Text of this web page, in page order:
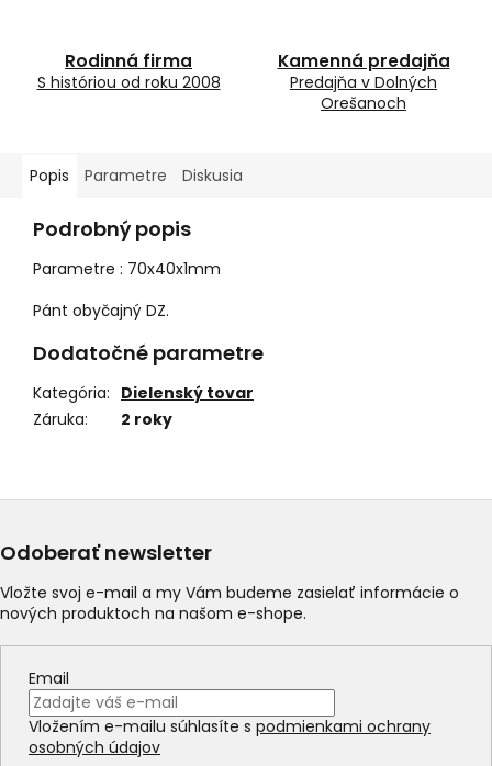
Rodinná firma
S históriou od roku 2008
Kamenná predajňa
Predajňa v Dolných
Orešanoch
Popis Parametre Diskusia
Podrobný popis
Parametre : 70x40x1mm
Pánt obyčajný DZ.
Dodatočné parametre
Kategória: Dielenský tovar
Záruka: 2 roky
Odoberať newsletter
Vložte svoj e-mail a my Vám budeme zasielať informácie o
nových produktoch na našom e-shope.
Email
Vložením e-mailu súhlasíte s podmienkami ochrany
osobných údajov